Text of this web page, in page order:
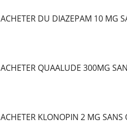
ACHETER DU DIAZEPAM 10 MG
ACHETER QUAALUDE 300MG
ACHETER KLONOPIN 2 MG SANS